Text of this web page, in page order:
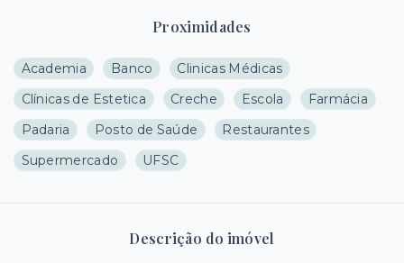
Proximidades
Academia Banco
Clinicas Médicas
Clínicas de Estetica
Creche Escola
Farmácia
Padaria
Posto de Saúde
Restaurantes
Supermercado
UFSC
Descrição do imóvel